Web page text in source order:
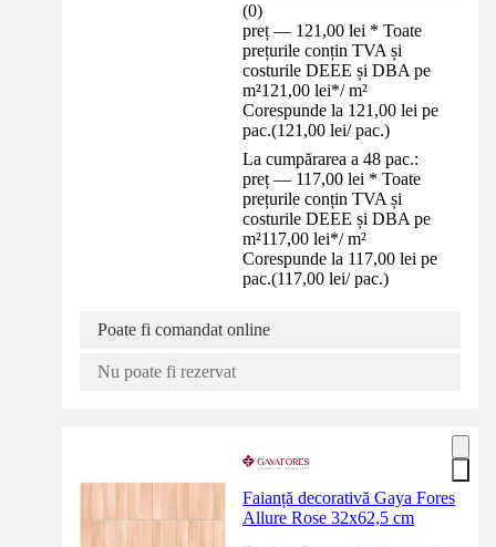
(0)
preț — 121,00 lei * Toate
prețurile conțin TVA și
costurile DEEE și DBA pe
m²121,00 lei*/ m²
Corespunde la 121,00 lei pe
pac.(121,00 lei/ pac.)
La cumpărarea a 48 pac.:
preț — 117,00 lei * Toate
prețurile conțin TVA și
costurile DEEE și DBA pe
m²117,00 lei*/ m²
Corespunde la 117,00 lei pe
pac.(117,00 lei/ pac.)
Poate fi comandat online
Nu poate fi rezervat
Faianță decorativă Gaya Fores
Allure Rose 32x62,5 cm